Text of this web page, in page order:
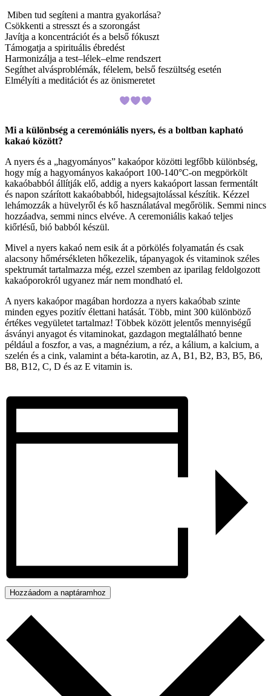
Miben tud segíteni a mantra gyakorlása?
Csökkenti a stresszt és a szorongást
Javítja a koncentrációt és a belső fókuszt
Támogatja a spirituális ébredést
Harmonizálja a test–lélek–elme rendszert
Segíthet alvásproblémák, félelem, belső feszültség esetén
Elmélyíti a meditációt és az önismeretet
Mi a különbség a ceremóniális nyers, és a boltban kapható
kakaó között?
A nyers és a „hagyományos” kakaópor közötti legfőbb különbség,
hogy míg a hagyományos kakaóport 100-140°C-on megpörkölt
kakaóbabból állítják elő, addig a nyers kakaóport lassan fermentált
és napon szárított kakaóbabból, hidegsajtolással készítik. Kézzel
lehámozzák a hüvelyről és kő használatával megőrölik. Semmi nincs
hozzáadva, semmi nincs elvéve. A ceremoniális kakaó teljes
kiőrlésű, bió babból készül.
Mivel a nyers kakaó nem esik át a pörkölés folyamatán és csak
alacsony hőmérsékleten hőkezelik, tápanyagok és vitaminok széles
spektrumát tartalmazza még, ezzel szemben az iparilag feldolgozott
kakaóporokról ugyanez már nem mondható el.
A nyers kakaópor magában hordozza a nyers kakaóbab szinte
minden egyes pozitív élettani hatását. Több, mint 300 különböző
értékes vegyületet tartalmaz! Többek között jelentős mennyiségű
ásványi anyagot és vitaminokat, gazdagon megtalálható benne
például a foszfor, a vas, a magnézium, a réz, a kálium, a kalcium, a
szelén és a cink, valamint a béta-karotin, az A, B1, B2, B3, B5, B6,
B8, B12, C, D és az E vitamin is.
Hozzáadom a naptáramhoz